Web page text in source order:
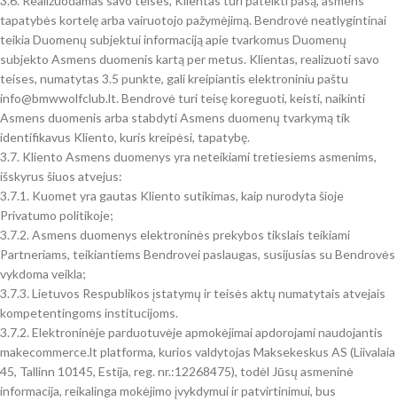
tapatybės kortelę arba vairuotojo pažymėjimą. Bendrovė neatlygintinai
teikia Duomenų subjektui informaciją apie tvarkomus Duomenų
subjekto Asmens duomenis kartą per metus. Klientas, realizuoti savo
teises, numatytas 3.5 punkte, gali kreipiantis elektroniniu paštu
info@bmwwolfclub.lt. Bendrovė turi teisę koreguoti, keisti, naikinti
Asmens duomenis arba stabdyti Asmens duomenų tvarkymą tik
identifikavus Kliento, kuris kreipėsi, tapatybę.
3.7. Kliento Asmens duomenys yra neteikiami tretiesiems asmenims,
išskyrus šiuos atvejus:
3.7.1. Kuomet yra gautas Kliento sutikimas, kaip nurodyta šioje
Privatumo politikoje;
3.7.2. Asmens duomenys elektroninės prekybos tikslais teikiami
Partneriams, teikiantiems Bendrovei paslaugas, susijusias su Bendrovės
vykdoma veikla;
3.7.3. Lietuvos Respublikos įstatymų ir teisės aktų numatytais atvejais
kompetentingoms institucijoms.
3.7.2. Elektroninėje parduotuvėje apmokėjimai apdorojami naudojantis
makecommerce.lt platforma, kurios valdytojas Maksekeskus AS (Liivalaia
45, Tallinn 10145, Estija, reg. nr.:12268475), todėl Jūsų asmeninė
informacija, reikalinga mokėjimo įvykdymui ir patvirtinimui, bus